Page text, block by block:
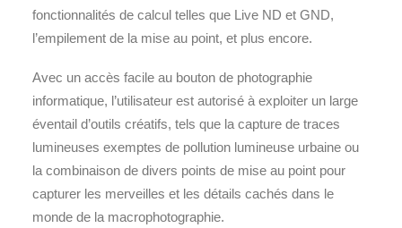
fonctionnalités de calcul telles que Live ND et GND,
l’empilement de la mise au point, et plus encore.
Avec un accès facile au bouton de photographie
informatique, l’utilisateur est autorisé à exploiter un large
éventail d’outils créatifs, tels que la capture de traces
lumineuses exemptes de pollution lumineuse urbaine ou
la combinaison de divers points de mise au point pour
capturer les merveilles et les détails cachés dans le
monde de la macrophotographie.